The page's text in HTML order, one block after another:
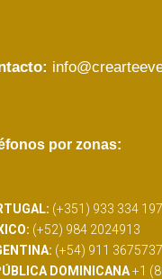
por zonas:
(+351) 933 334 197
(+52) 984 2024913
(+54) 911
DOMINICANA+1